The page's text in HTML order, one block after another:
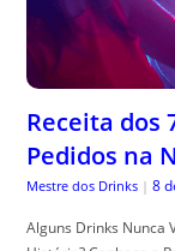
Receita dos
Pedidos na
Mestre dos Drinks | 8
Alguns Drinks Nunca